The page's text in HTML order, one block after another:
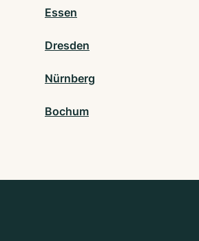
Essen
Dresden
Nürnberg
Bochum